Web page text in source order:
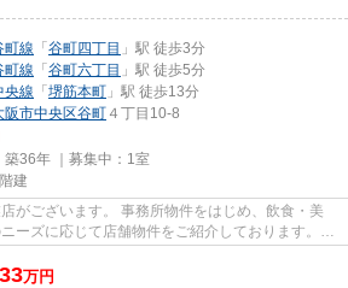
町線 「谷町四丁目 」駅 徒歩3分
町線 「谷町六丁目 」駅 徒歩5分
央線 「堺筋本町 」駅 徒歩13分
阪市中央区谷町 ４丁目10-8
36年 ｜募集中： 1室
建
がございます。 事務所物件をはじめ、飲食・美
ーズに応じて店舗物件をご紹介しております。
...
33万円